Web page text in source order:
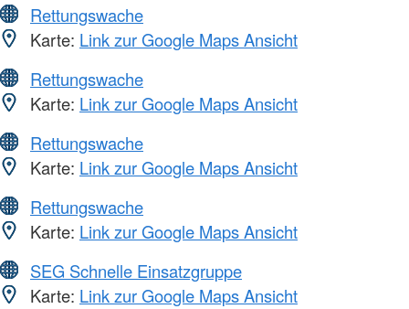
Rettungswache
Karte: Link zur Google Maps Ansicht
Rettungswache
Karte: Link zur Google Maps Ansicht
Rettungswache
Karte: Link zur Google Maps Ansicht
Rettungswache
Karte: Link zur Google Maps Ansicht
SEG Schnelle Einsatzgruppe
Karte: Link zur Google Maps Ansicht